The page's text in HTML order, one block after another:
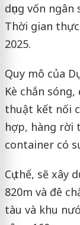
dụng vốn
Thời gian
2025.
Quy mô của
Kè chắn
thuật kết nối
hợp, hàng rời
container có
Cụ thể, sẽ xây
820m và đê
tàu và khu